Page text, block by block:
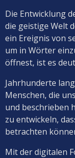
Die Entwicklung
die geistige Welt
ein Ereignis von
um in Wörter
öffnest, ist es
Jahrhunderte
Menschen, die
und beschrieben
zu entwickeln,
betrachten
Mit der digitalen